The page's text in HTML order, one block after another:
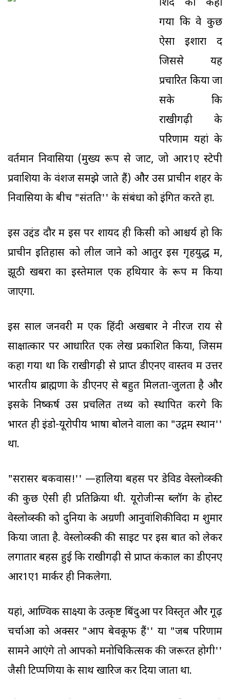
शिंदे को कहा
गया कि वे कुछ
ऐसा इशारा दें
जिससे यह
प्रचारित किया जा
सके कि
राखीगढ़ी के
परिणाम यहां के
वर्तमान निवासियों (मुख्य रूप से जाट, जो आर1ए स्टेपी
प्रवाशियों के वंशज समझे जाते हैं) और उस प्राचीन शहर के
निवासियों के बीच "संतति'' के संबंधों को इंगित करते हों.
इस उद्दंड दौर में इस पर शायद ही किसी को आश्चर्य हो कि
प्राचीन इतिहास को लील जाने को आतुर इस गृहयुद्ध में,
झूठी खबरों का इस्तेमाल एक हथियार के रूप में किया
जाएगा.
इस साल जनवरी में एक हिंदी अखबार ने नीरज राय से
साक्षात्कार पर आधारित एक लेख प्रकाशित किया, जिसमें
कहा गया था कि राखीगढ़ी से प्राप्त डीएनए वास्तव में उत्तर
भारतीय ब्राह्मणों के डीएनए से बहुत मिलता-जुलता है और
इसके निष्कर्ष उस प्रचलित तथ्य को स्थापित करेंगे कि
भारत ही इंडो-यूरोपीय भाषा बोलने वालों का "उद्गम स्थान''
था.
"सरासर बकवास!'' —हालिया बहस पर डेविड वेस्लोव्स्की
की कुछ ऐसी ही प्रतिक्रिया थी. यूरोजीन्स ब्लॉग के होस्ट
वेस्लोव्स्की को दुनिया के अग्रणी आनुवांशिकीविदों में शुमार
किया जाता है. वेस्लोव्स्की की साइट पर इस बात को लेकर
लगातार बहस हुई कि राखीगढ़ी से प्राप्त कंकाल का डीएनए
आर1ए1 मार्कर ही निकलेगा.
यहां, आण्विक साक्ष्यों के उत्कृष्ट बिंदुओं पर विस्तृत और गूढ़
चर्चाओं को अक्सर "आप बेवकूफ हैं'' या "जब परिणाम
सामने आएंगे तो आपको मनोचिकित्सक की जरूरत होगी''
जैसी टिप्पणियों के साथ खारिज कर दिया जाता था.